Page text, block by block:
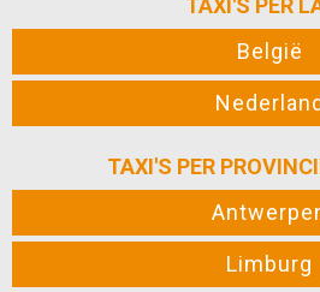
TAXI'S PER
België
Nederland
TAXI'S PER
Limburg